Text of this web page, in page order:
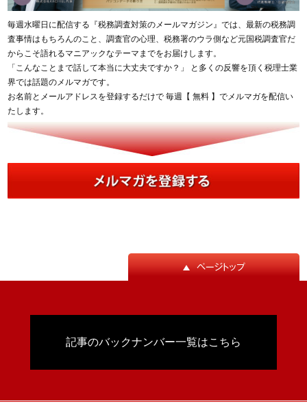
毎週水曜日に配信する『税務調査対策のメールマガジン』では、最新の税務調
査事情はもちろんのこと、調査官の心理、税務署のウラ側など元国税調査官だ
からこそ語れるマニアックなテーマまでをお届けします。
「こんなことまで話して本当に大丈夫ですか？」 と多くの反響を頂く税理士業
界では話題のメルマガです。
お名前とメールアドレスを登録するだけで 毎週【 無料 】でメルマガを配信い
たします。
記事のバックナンバー一覧はこちら